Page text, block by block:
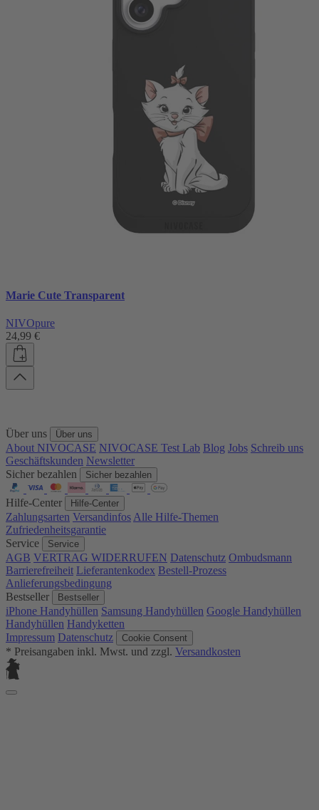
Marie Cute Transparent
NIVOpure
24,99 €
Über uns Über uns
About NIVOCASE NIVOCASE Test Lab Blog Jobs Schreib uns
Geschäftskunden Newsletter
Sicher bezahlen
Sicher bezahlen
Hilfe-Center Hilfe-Center
Zahlungsarten Versandinfos Alle Hilfe-Themen
Zufriedenheitsgarantie
Service
Service
AGB VERTRAG WIDERRUFEN Datenschutz Ombudsmann
Barrierefreiheit Lieferantenkodex Bestell-Prozess
Anlieferungsbedingung
Bestseller
Bestseller
iPhone Handyhüllen Samsung Handyhüllen Google Handyhüllen
Handyhüllen Handyketten
Impressum Datenschutz Cookie Consent
* Preisangaben inkl. Mwst. und zzgl. Versandkosten